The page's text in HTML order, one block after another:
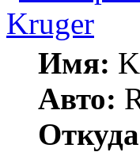
Kruger
Имя:
Авто: